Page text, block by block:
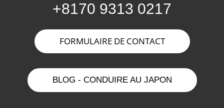
+8170 9313 0217
FORMULAIRE DE CONTACT
BLOG - CONDUIRE AU JAPON